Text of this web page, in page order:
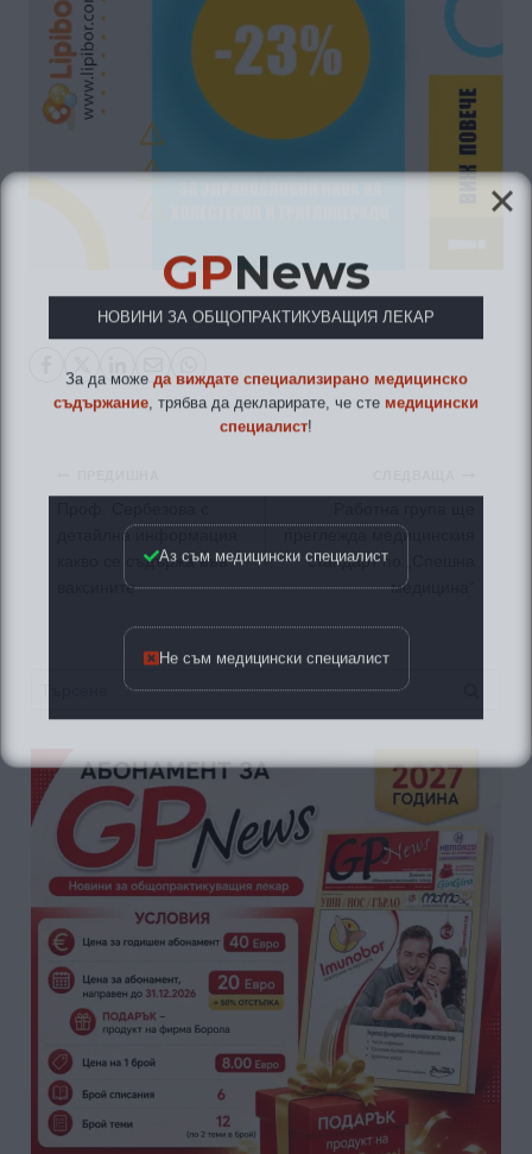
детайлна информация
какво се съдържа във
ваксините
преглежда медицинския
стандарт по „Спешна
медицина“
GPNews
НОВИНИ ЗА ОБЩОПРАКТИКУВАЩИЯ ЛЕКАР
съдържание , трябва да декларирате, че стемедицински
специалист!
Аз съм медицински специалист
Не съм медицински специалист